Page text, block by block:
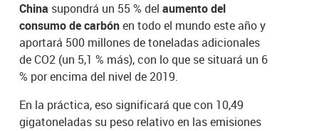
China supondrá un 55 % delaumento del
consumo de carbónen todo el mundo este año y
aportará 500 millones de toneladas adicionales
de CO2 (un 5,1 % más), con lo que se situará un 6
% por encima del nivel de 2019.
En la práctica, eso significará que con 10,49
gigatoneladas su peso relativo en las emisiones